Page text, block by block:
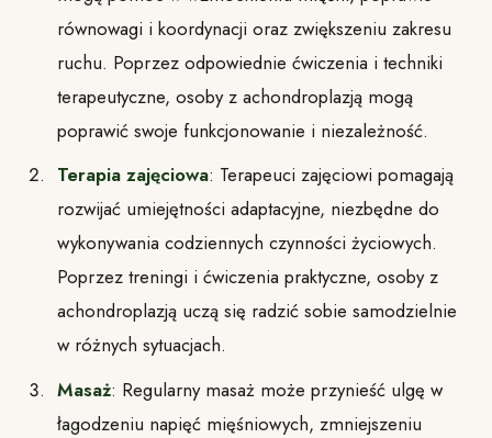
równowagi i koordynacji oraz zwiększeniu zakresu
ruchu. Poprzez odpowiednie ćwiczenia i techniki
terapeutyczne, osoby z achondroplazją mogą
poprawić swoje funkcjonowanie i niezależność.
Terapia zajęciowa: Terapeuci zajęciowi pomagają
rozwijać umiejętności adaptacyjne, niezbędne do
wykonywania codziennych czynności życiowych.
Poprzez treningi i ćwiczenia praktyczne, osoby z
achondroplazją uczą się radzić sobie samodzielnie
w różnych sytuacjach.
Masaż: Regularny masaż może przynieść ulgę w
łagodzeniu napięć mięśniowych, zmniejszeniu